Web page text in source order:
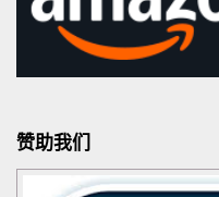
赞助我们